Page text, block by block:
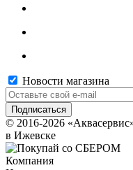
Новости магазина
© 2016-2026
в Ижевске
Компания